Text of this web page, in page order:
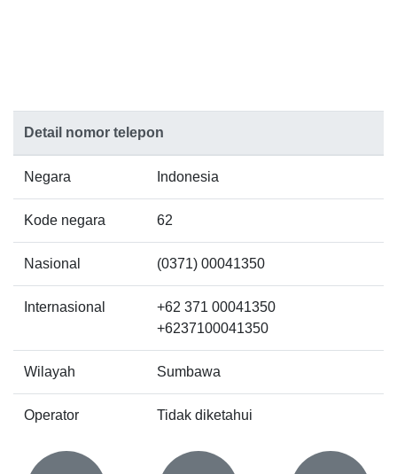
Detail nomor telepon
Negara Indonesia
Kode negara 62
Nasional (0371) 00041350
Internasional
+62 371 00041350
+6237100041350
Wilayah Sumbawa
Operator Tidak diketahui